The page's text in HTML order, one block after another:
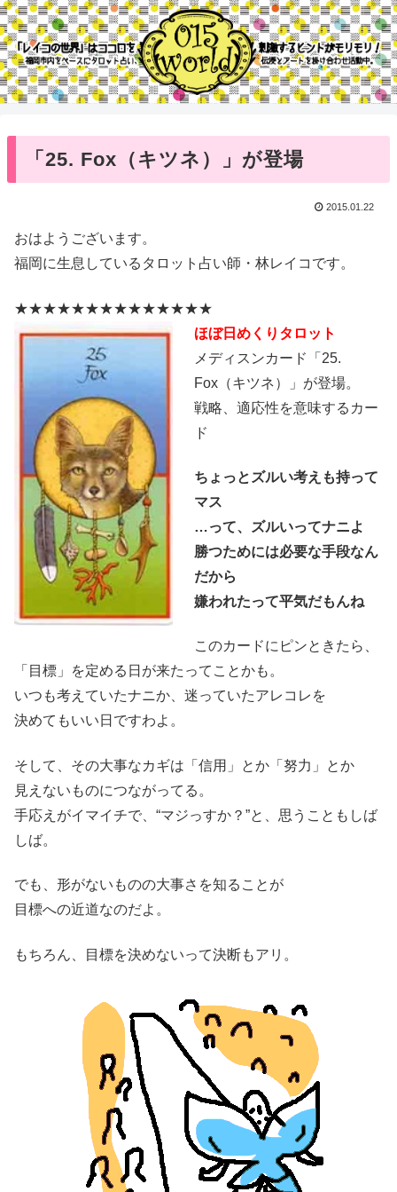
「25. Fox（キツネ）」が登場
2015.01.22
おはようございます。
福岡に生息しているタロット占い師・林レイコです。
★★★★★★★★★★★★★★
ほぼ日めくりタロット
メディスンカード「25.
Fox（キツネ）」が登場。
戦略、適応性を意味するカー
ド
ちょっとズルい考えも持って
マス
…って、ズルいってナニよ
勝つためには必要な手段なん
だから
嫌われたって平気だもんね
このカードにピンときたら、
「目標」を定める日が来たってことかも。
いつも考えていたナニか、迷っていたアレコレを
決めてもいい日ですわよ。
そして、その大事なカギは「信用」とか「努力」とか
見えないものにつながってる。
手応えがイマイチで、“マジっすか？”と、思うこともしば
しば。
でも、形がないものの大事さを知ることが
目標への近道なのだよ。
もちろん、目標を決めないって決断もアリ。